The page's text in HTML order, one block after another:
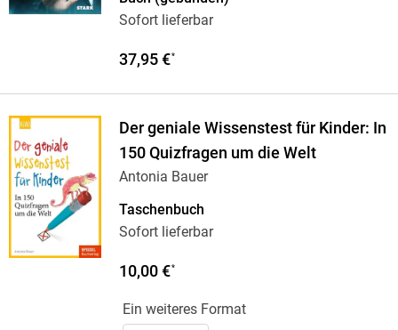
Sofort lieferbar
37,95 €*
Der geniale Wissenstest für Kinder: In
150 Quizfragen um die Welt
Antonia Bauer
Taschenbuch
Sofort lieferbar
10,00 €*
Ein weiteres Format